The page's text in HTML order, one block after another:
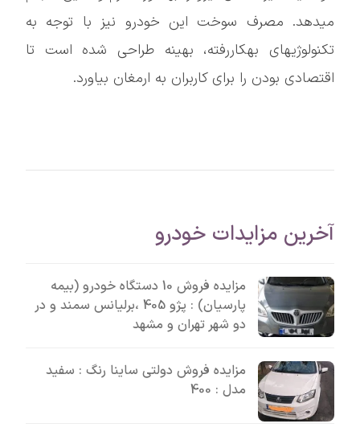
میدهد. مصرف سوخت این خودرو نیز با توجه به
تکنولوژیهای بهکاررفته، بهینه طراحی شده است تا
اقتصادی بودن را برای کاربران به ارمغان بیاورد.
آخرین مزایدات خودرو
مزایده فروش 10 دستگاه خودرو (بیمه
پارسیان) : پژو 405 ،برلیانس سمند و در
دو شهر تهران و مشهد
مزایده فروش دولتی ساینا رنگ : سفید
مدل : 400